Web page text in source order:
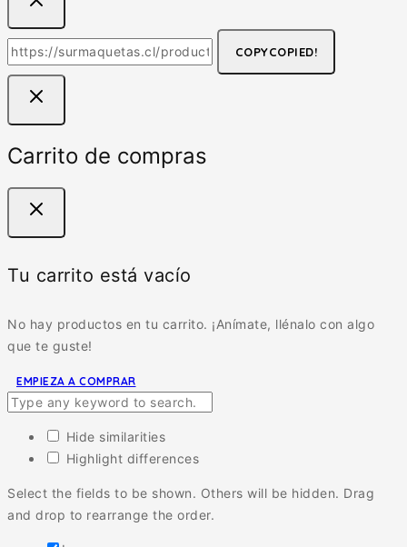
COPYCOPIED!
Carrito de compras
Tu carrito está vacío
No hay productos en tu carrito. ¡Anímate, llénalo con algo
que te guste!
EMPIEZA A COMPRAR
Hide similarities
Highlight differences
Select the fields to be shown. Others will be hidden. Drag
and drop to rearrange the order.